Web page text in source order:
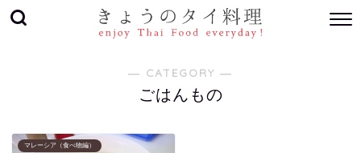
― CATEGORY ―
ごはんもの
マレーシア（食べ物編）